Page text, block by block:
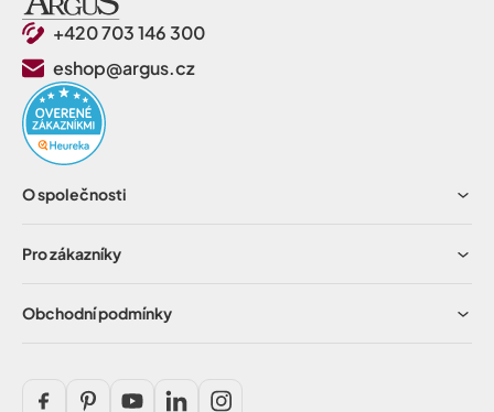
+420 703 146 300
eshop@argus.cz
O společnosti
Pro zákazníky
Obchodní podmínky